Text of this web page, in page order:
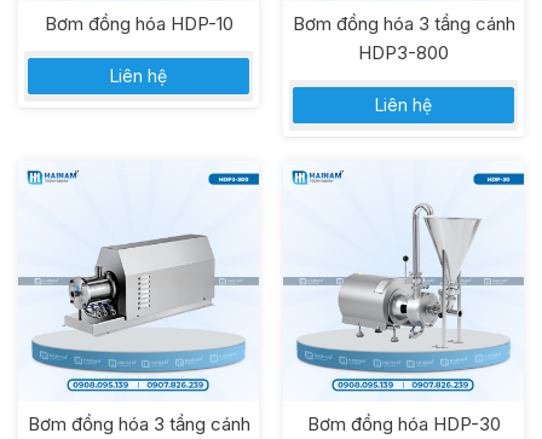
Bơm đồng hóa HDP-10
Liên hệ
Bơm đồng hóa 3 tầng cánh
HDP3-800
Liên hệ
Bơm đồng hóa 3 tầng cánh
Bơm đồng hóa HDP-30